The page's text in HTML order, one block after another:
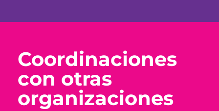
Coordinaciones
con otras
organizaciones